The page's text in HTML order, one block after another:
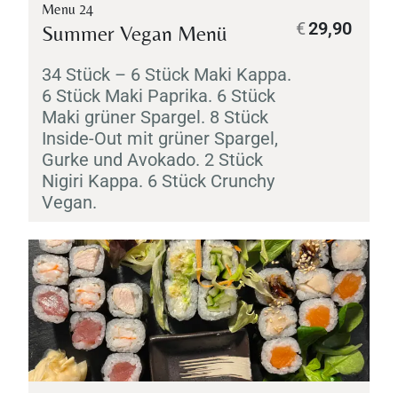
Menu 24
Summer Vegan Menü
34 Stück – 6 Stück Maki Kappa.
6 Stück Maki Paprika. 6 Stück
Maki grüner Spargel. 8 Stück
Inside-Out mit grüner Spargel,
Gurke und Avokado. 2 Stück
Nigiri Kappa. 6 Stück Crunchy
Vegan.
29,90
€